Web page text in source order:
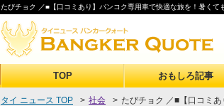
たびチョク ／■【口コミあり】バンコク専用車で快適な旅を！暑くて
TOP おもしろ記事
タイ ニュース TOP > 社会 > たびチョク ／■【口コミ